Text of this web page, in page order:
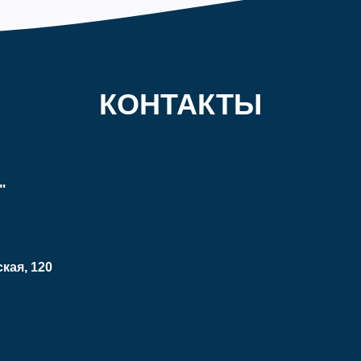
КОНТАКТЫ
120